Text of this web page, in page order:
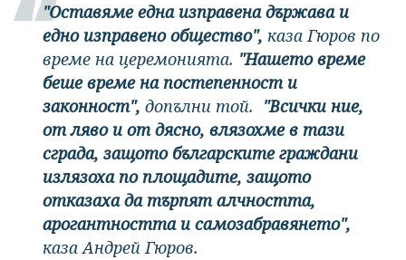
"Оставяме една изправена държава и
едно изправено общество", каза Гюров по
време на церемонията. "Нашето време
беше време на постепенност и
законност", допълни той. "Всички ние,
от ляво и от дясно, влязохме в тази
сграда, защото българските граждани
излязоха по площадите, защото
отказаха да търпят алчността,
арогантността и самозабравянето",
каза Андрей Гюров.